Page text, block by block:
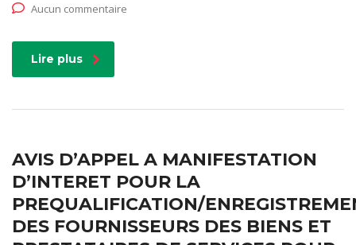
Aucun commentaire
Lire plus
AVIS D’APPEL A MANIFESTATION
D’INTERET POUR LA
PREQUALIFICATION/
DES FOURNISSEURS DES BIENS ET